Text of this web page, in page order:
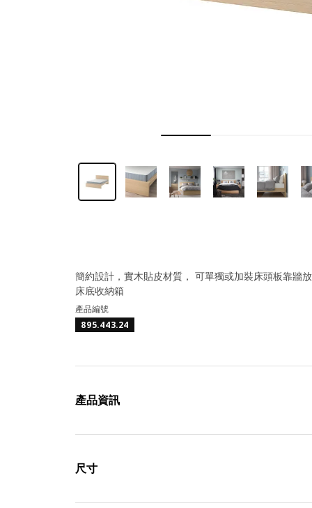
簡約設計，實木貼皮材質， 可單獨或加裝床頭板靠牆
床底收納箱
產品編號
895.443.24
產品資訊
尺寸